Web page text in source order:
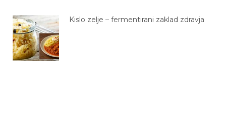
Kislo zelje – fermentirani zaklad zdravja